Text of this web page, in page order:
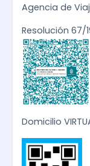
Agencia de
Resolución 67/
Domicilio